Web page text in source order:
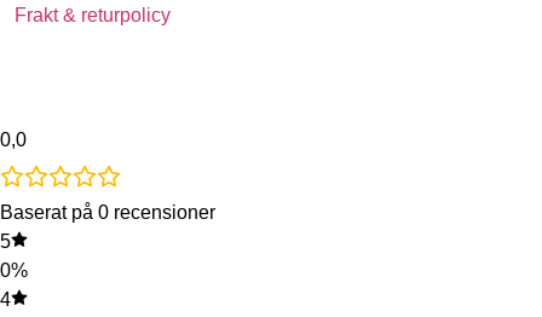
Frakt & returpolicy
0,0
Baserat på 0 recensioner
5
0%
4